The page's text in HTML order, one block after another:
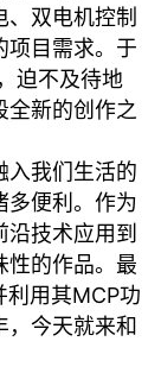
双电机控制
项目需求。于
迫不及待地
全新的创作之
入我们生活的
多便利。作为
技术应用到
性的作品。最
利用其MCP功
，今天就来和